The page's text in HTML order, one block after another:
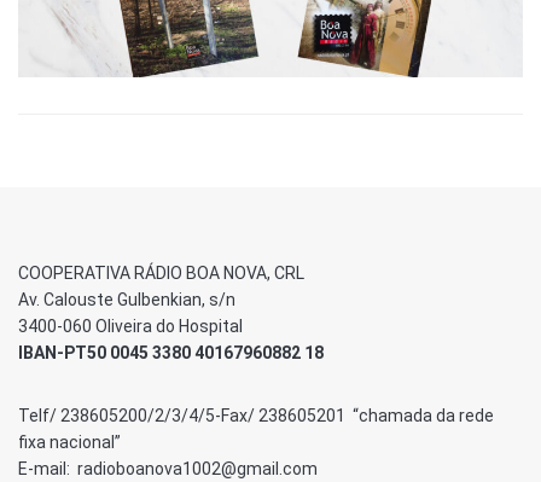
COOPERATIVA RÁDIO BOA NOVA, CRL
Av. Calouste Gulbenkian, s/n
3400-060 Oliveira do Hospital
IBAN-PT50 0045 3380 40167960882 18
Telf/ 238605200/2/3/4/5-Fax/ 238605201 “chamada da rede
fixa nacional”
E-mail: radioboanova1002@gmail.com